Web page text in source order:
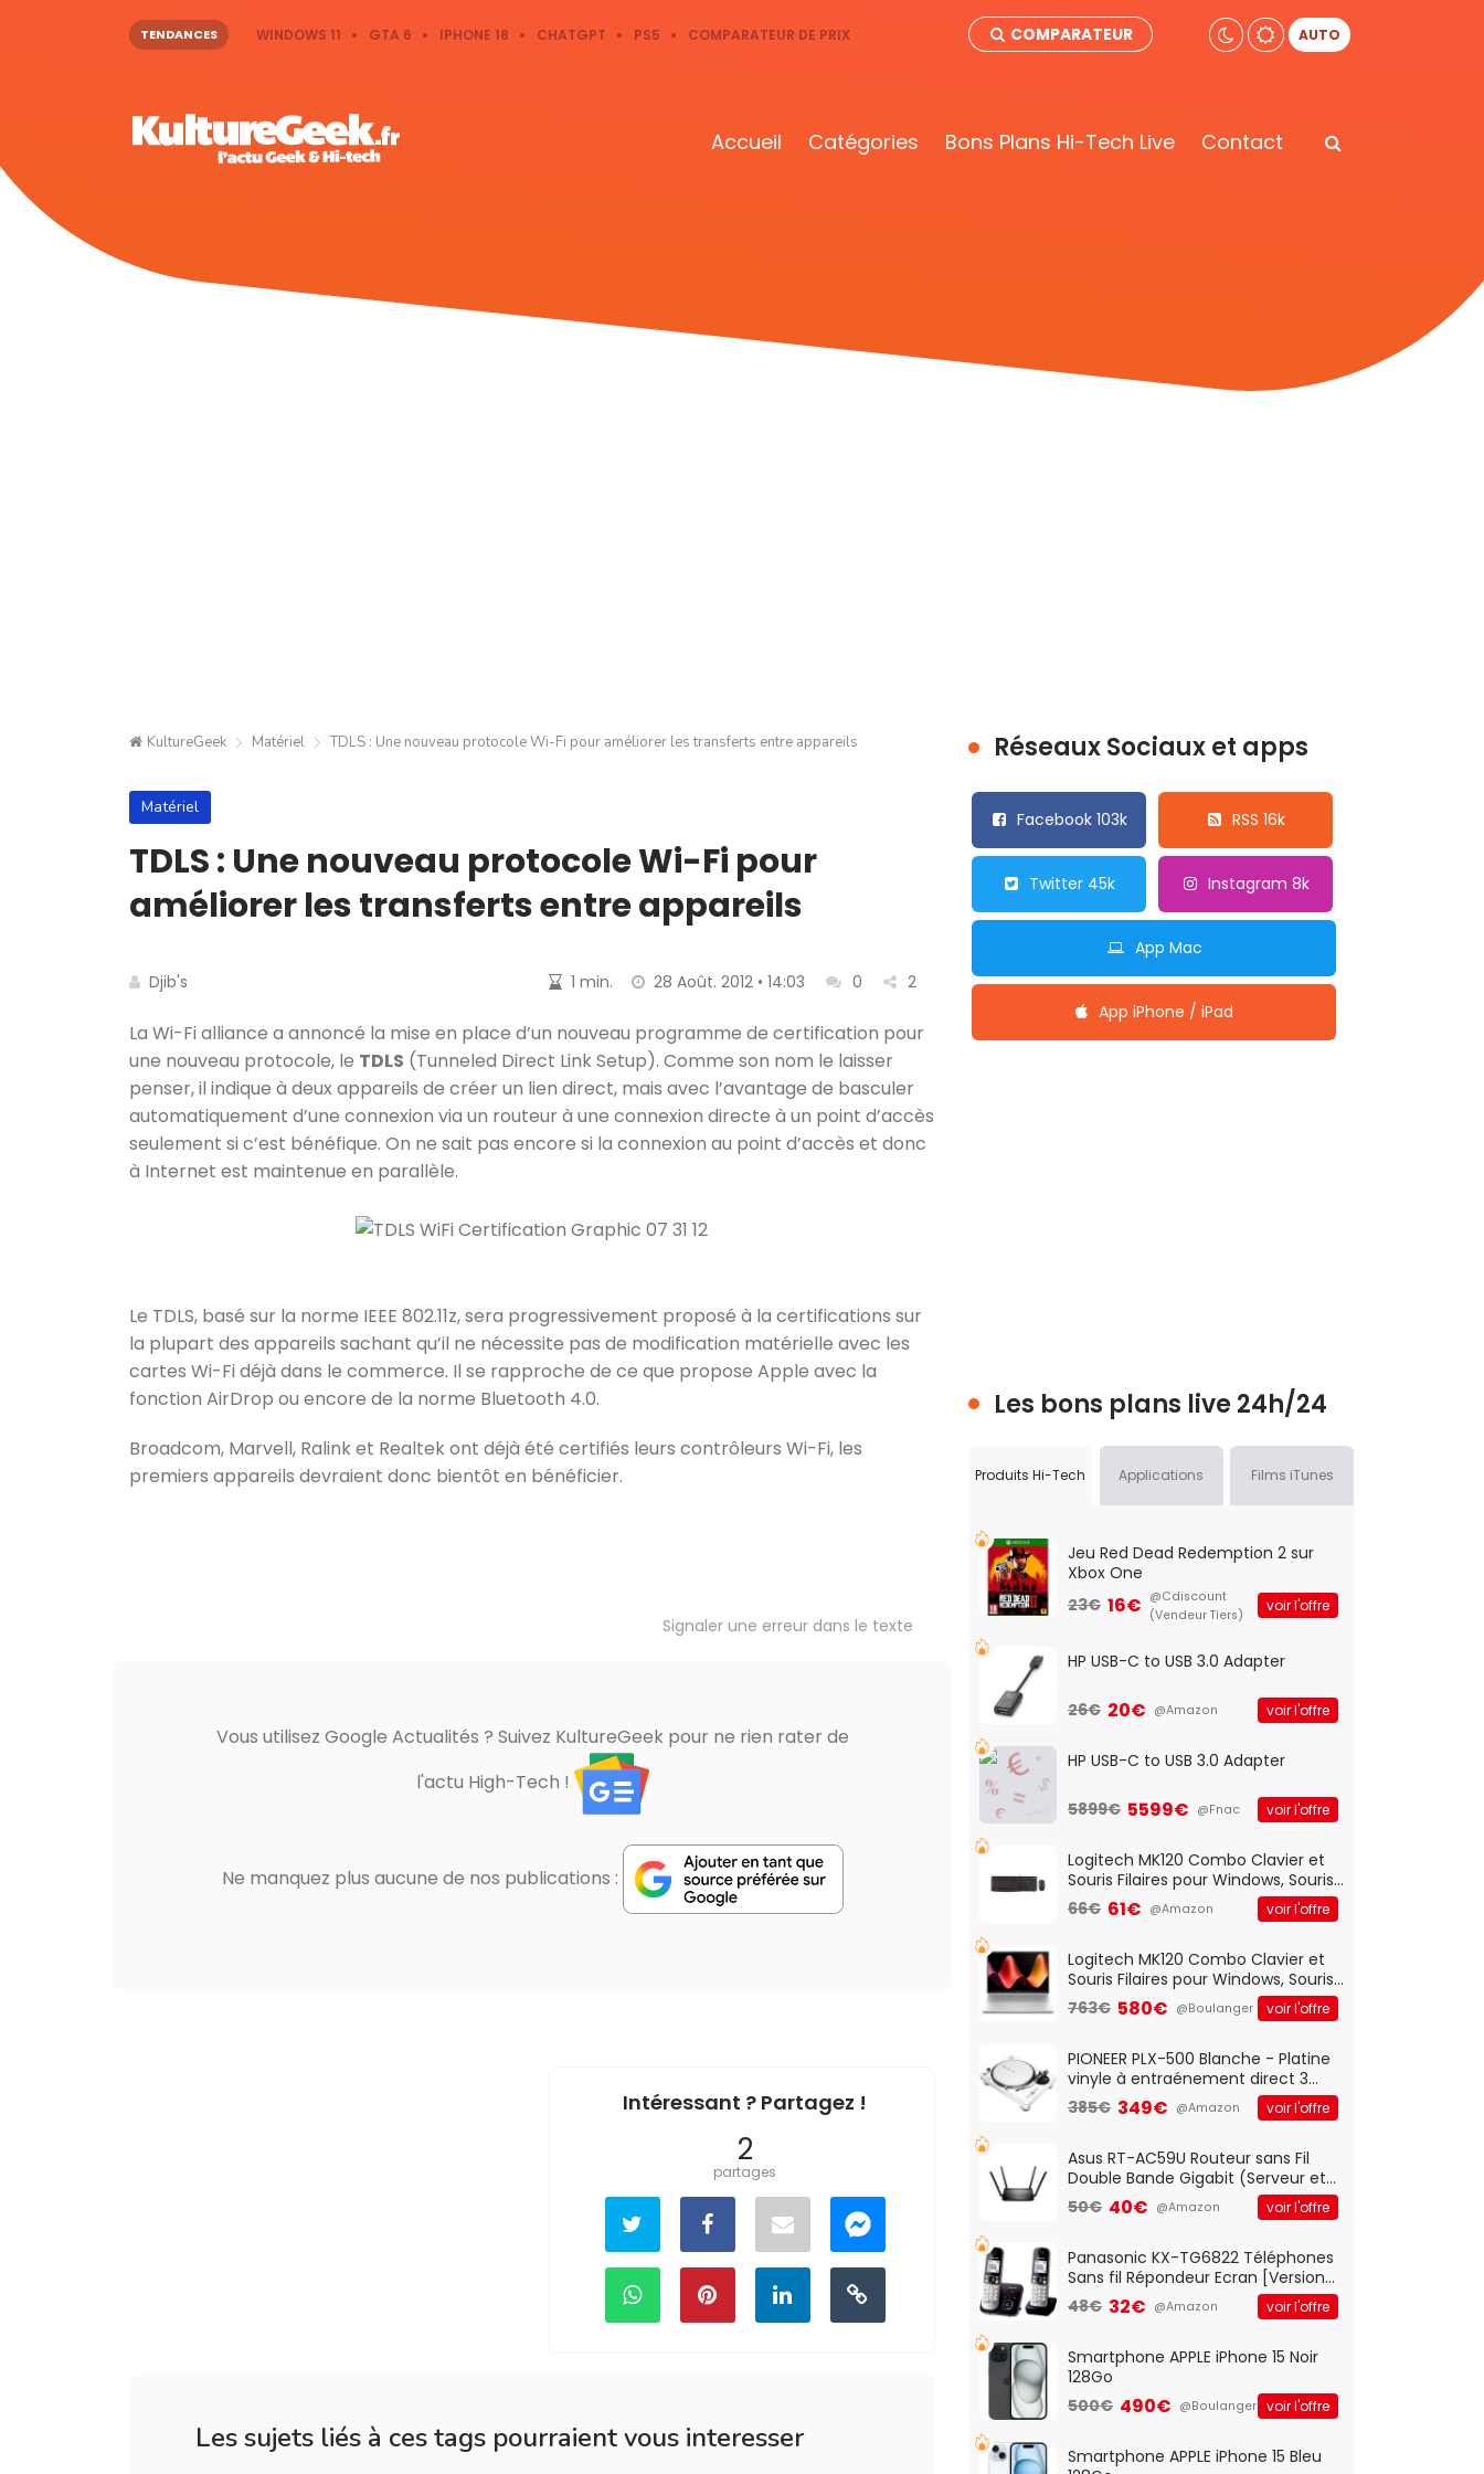
TENDANCES WINDOWS 11 GTA 6 IPHONE 18 CHATGPT PS5 COMPARATEUR DE PRIX COMPARATEUR AUTO
Accueil Catégories Bons Plans Hi-Tech Live Contact
KultureGeek Matériel TDLS : Une nouveau protocole Wi-Fi pour améliorer les transferts entre appareils
Matériel
TDLS : Une nouveau protocole Wi-Fi pour
améliorer les transferts entre appareils
Djib's 1 min. 28 Août. 2012 • 14:03 0 2
La Wi-Fi alliance a annoncé la mise en place d’un nouveau programme de certification pour
une nouveau protocole, le TDLS (Tunneled Direct Link Setup). Comme son nom le laisser
penser, il indique à deux appareils de créer un lien direct, mais avec l’avantage de basculer
automatiquement d’une connexion via un routeur à une connexion directe à un point d’accès
seulement si c’est bénéfique. On ne sait pas encore si la connexion au point d’accès et donc
à Internet est maintenue en parallèle.
Le TDLS, basé sur la norme IEEE 802.11z, sera progressivement proposé à la certifications sur
la plupart des appareils sachant qu’il ne nécessite pas de modification matérielle avec les
cartes Wi-Fi déjà dans le commerce. Il se rapproche de ce que propose Apple avec la
fonction AirDrop ou encore de la norme Bluetooth 4.0.
Broadcom, Marvell, Ralink et Realtek ont déjà été certifiés leurs contrôleurs Wi-Fi, les
premiers appareils devraient donc bientôt en bénéficier.
Signaler une erreur dans le texte
Vous utilisez Google Actualités ? Suivez KultureGeek pour ne rien rater de
l'actu High-Tech !
Ne manquez plus aucune de nos publications :
Intéressant ? Partagez !
2
partages
Les sujets liés à ces tags pourraient vous interesser
Réseaux Sociaux et apps
Facebook 103k RSS 16k
Twitter 45k Instagram 8k
App Mac
App iPhone / iPad
Les bons plans live 24h/24
Produits Hi-Tech Applications Films iTunes
Jeu Red Dead Redemption 2 sur
Xbox One
23€ 16€ @Cdiscount
(Vendeur Tiers)
voir l'offre
HP USB-C to USB 3.0 Adapter
26€ 20€ @Amazon voir l'offre
HP USB-C to USB 3.0 Adapter
5899€ 5599€ @Fnac voir l'offre
Logitech MK120 Combo Clavier et
Souris Filaires pour Windows, Souris
Optique Filaire, Connexion USB Plug
And Play, Confortable, Taille
QWERTY UK - Noir
66€ 61€ @Amazon voir l'offre
Logitech MK120 Combo Clavier et
Souris Filaires pour Windows, Souris
Optique Filaire, Connexion USB Plug
And Play, Confortable, Taille
QWERTY UK - Noir
763€ 580€ @Boulanger voir l'offre
PIONEER PLX-500 Blanche - Platine
vinyle à entraénement direct 3
vitesses (33-45-78 trs/min) avec
pre-ampli intégré et port USB
385€ 349€ @Amazon voir l'offre
Asus RT-AC59U Routeur sans Fil
Double Bande Gigabit (Serveur et
Client VPN, Triple Vlan, Mode Point
d'accès et Bridge, contrôle
50€ 40€ @Amazon voir l'offre
Panasonic KX-TG6822 Téléphones
Sans fil Répondeur Ecran [Version
Française]
48€ 32€ @Amazon voir l'offre
Smartphone APPLE iPhone 15 Noir
128Go
500€ 490€ @Boulanger voir l'offre
Smartphone APPLE iPhone 15 Bleu